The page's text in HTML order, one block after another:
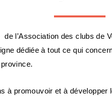
l’Association des clubs de
dédiée à tout ce qui
à promouvoir et à